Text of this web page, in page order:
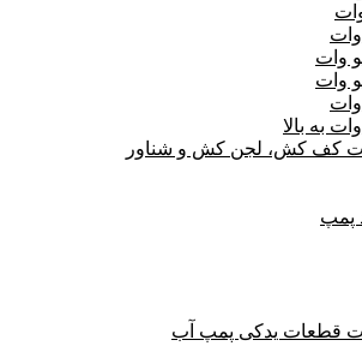
کف کش، لجن کش و شناور
پمپ
قطعات یدکی پمپ آب